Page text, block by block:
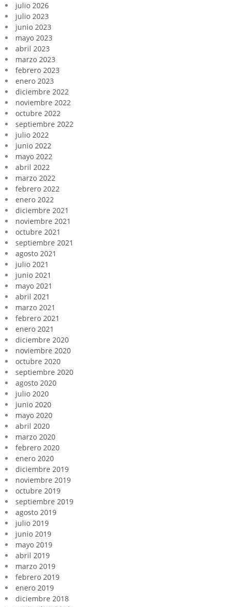
julio 2026
julio 2023
junio 2023
mayo 2023
abril 2023
marzo 2023
febrero 2023
enero 2023
diciembre 2022
noviembre 2022
octubre 2022
septiembre 2022
julio 2022
junio 2022
mayo 2022
abril 2022
marzo 2022
febrero 2022
enero 2022
diciembre 2021
noviembre 2021
octubre 2021
septiembre 2021
agosto 2021
julio 2021
junio 2021
mayo 2021
abril 2021
marzo 2021
febrero 2021
enero 2021
diciembre 2020
noviembre 2020
octubre 2020
septiembre 2020
agosto 2020
julio 2020
junio 2020
mayo 2020
abril 2020
marzo 2020
febrero 2020
enero 2020
diciembre 2019
noviembre 2019
octubre 2019
septiembre 2019
agosto 2019
julio 2019
junio 2019
mayo 2019
abril 2019
marzo 2019
febrero 2019
enero 2019
diciembre 2018